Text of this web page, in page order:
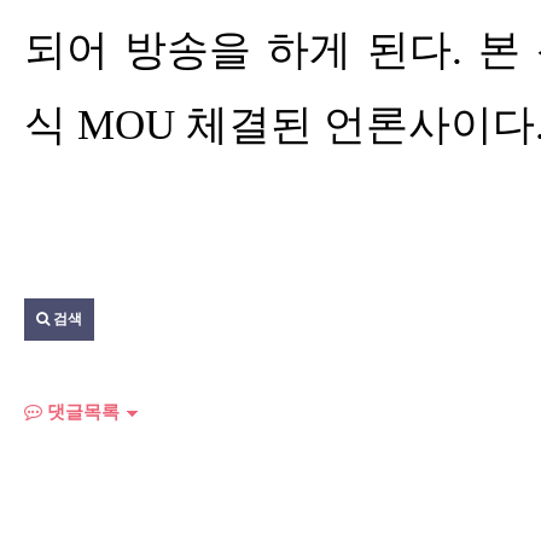
되어 방송을 하게 된다. 본
식 MOU 체결된 언론사이다
검색
댓글목록